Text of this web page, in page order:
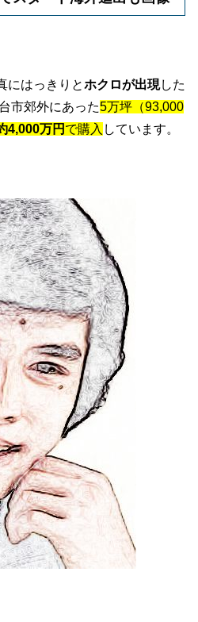
にはっきりとホクロが出現した
市郊外にあった5万坪（93,000
4,000万円 で購入 しています。